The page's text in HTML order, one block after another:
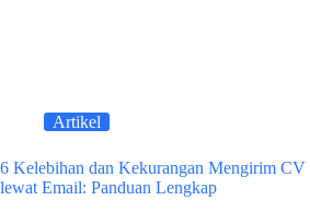
Artikel
6 Kelebihan dan Kekurangan Mengirim CV
lewat Email: Panduan Lengkap